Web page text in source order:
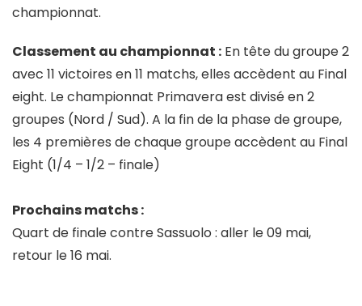
championnat.
Classement au championnat : En tête du groupe 2
avec 11 victoires en 11 matchs, elles accèdent au Final
eight. Le championnat Primavera est divisé en 2
groupes (Nord / Sud). A la fin de la phase de groupe,
les 4 premières de chaque groupe accèdent au Final
Eight (1/4 – 1/2 – finale)
Prochains matchs :
Quart de finale contre Sassuolo : aller le 09 mai,
retour le 16 mai.